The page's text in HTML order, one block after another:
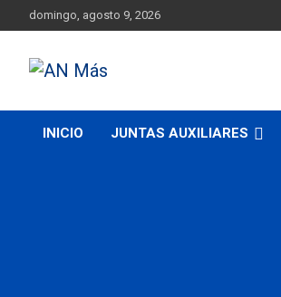
to
domingo, agosto 9, 2026
AN Más
INICIO JUNTAS AUXILIARES